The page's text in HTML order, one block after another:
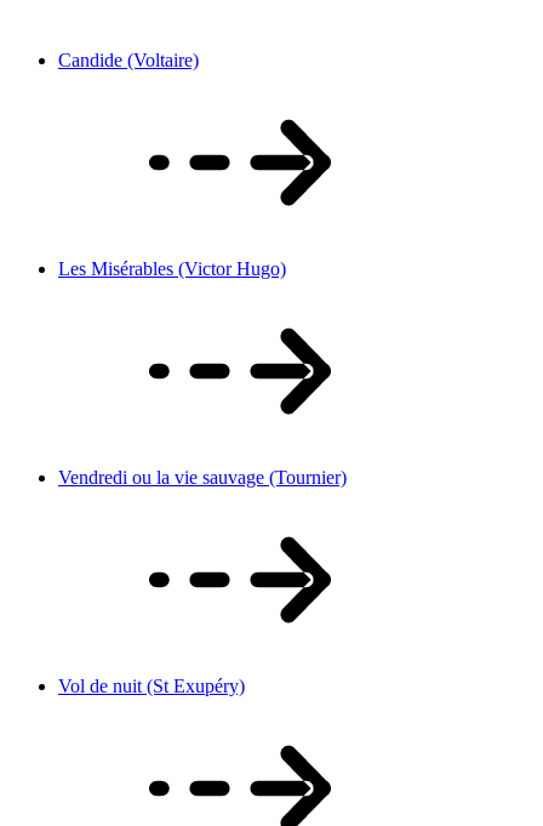
Candide (Voltaire)
Les Misérables (Victor Hugo)
Vendredi ou la vie sauvage (Tournier)
Vol de nuit (St Exupéry)